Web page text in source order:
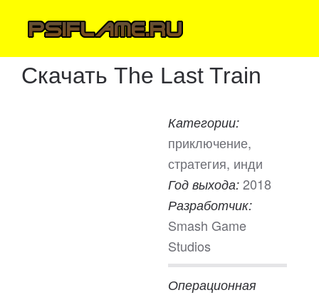
Скачать The Last Train
Категории:
приключение,
стратегия, инди
Год выхода: 2018
Разработчик:
Smash Game
Studios
Операционная